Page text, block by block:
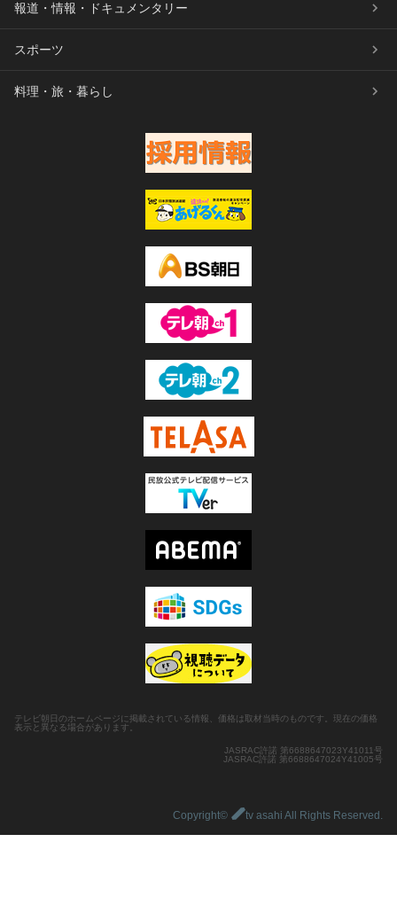
報道・情報・ドキュメンタリー
スポーツ
料理・旅・暮らし
テレビ朝日のホームページに掲載されている情報、価格は取材当時のものです。現在の価格
表示と異なる場合があります。
JASRAC許諾 第6688647023Y41011号
JASRAC許諾 第6688647024Y41005号
Copyright© tv asahi All Rights Reserved.